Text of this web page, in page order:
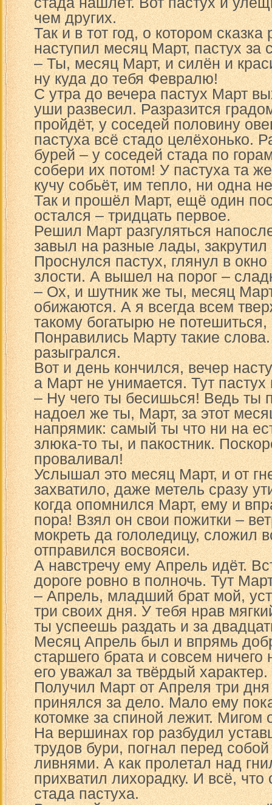
чем других.
Так и в тот год, о котором сказка
наступил месяц Март, пастух за
– Ты, месяц Март, и силён и
ну куда до тебя Февралю!
С утра до вечера пастух Март
уши развесил. Разразится
пройдёт, у соседей половину
пастуха всё стадо целёхонько.
бурей – у соседей стада по
собери их потом! У пастуха та
кучу собьёт, им тепло, ни одна
Так и прошёл Март, ещё один
остался – тридцать первое.
Решил Март разгуляться
завыл на разные лады,
Проснулся пастух, глянул в
злости. А вышел на порог –
– Ох, и шутник же ты, месяц
обижаются. А я всегда всем
такому богатырю не потешиться,
Понравились Марту такие
разыгрался.
Вот и день кончился, вечер
а Март не унимается. Тут
– Ну чего ты бесишься! Ведь ты
надоел же ты, Март, за этот
напрямик: самый ты что ни на
злюка-то ты, и пакостник.
проваливал!
Услышал это месяц Март, и от
захватило, даже метель сразу
когда опомнился Март, ему и
пора! Взял он свои пожитки –
мокреть да гололедицу, сложил
отправился восвояси.
А навстречу ему Апрель идёт.
дороге ровно в полночь. Тут
– Апрель, младший брат мой,
три своих дня. У тебя нрав
ты успеешь раздать и за
Месяц Апрель был и впрямь
старшего брата и совсем
его уважал за твёрдый характер.
Получил Март от Апреля три
принялся за дело. Мало ему
котомке за спиной лежит. Мигом
На вершинах гор разбудил
трудов бури, погнал перед
ливнями. А как пролетал над
прихватил лихорадку. И всё,
стада пастуха.